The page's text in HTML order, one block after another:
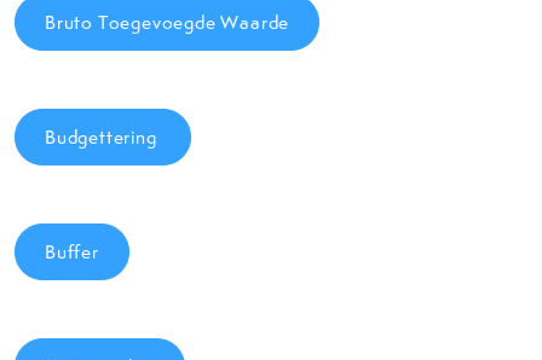
Bruto Toegevoegde Waarde
Budgettering
Buffer